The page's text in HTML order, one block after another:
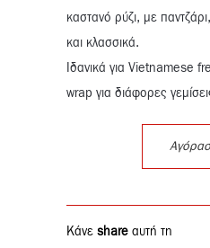
καστανό ρύζι, με
και κλασσικά.
Ιδανικά για Vietnamese
wrap για διάφορες
Κάνε share αυτή τη